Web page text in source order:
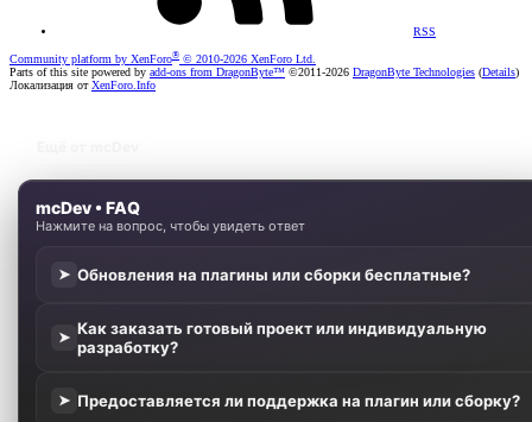
RSS
Community platform by XenForo® © 2010-2026 XenForo Ltd.
Parts of this site powered by add-ons from DragonByte™ ©2011-2026 DragonByte Technologies (Details)
Локализация отXenForo.Info
mcDev • FAQ
Нажмите на вопрос, чтобы увидеть ответ
➤ Обновления на плагины или сборки бесплатные?
➤ Как заказать готовый проект или индивидуальную
разработку?
➤ Предоставляется ли поддержка на плагин или сборку?